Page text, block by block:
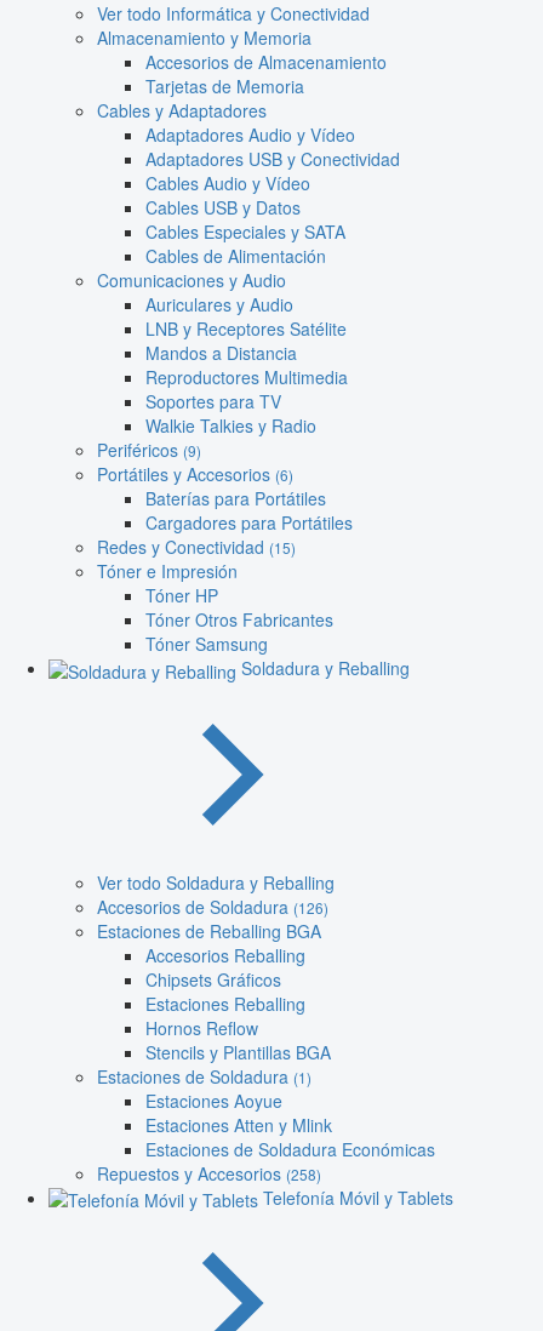
Ver todo Informática y Conectividad
Almacenamiento y Memoria
Accesorios de Almacenamiento
Tarjetas de Memoria
Cables y Adaptadores
Adaptadores Audio y Vídeo
Adaptadores USB y Conectividad
Cables Audio y Vídeo
Cables USB y Datos
Cables Especiales y SATA
Cables de Alimentación
Comunicaciones y Audio
Auriculares y Audio
LNB y Receptores Satélite
Mandos a Distancia
Reproductores Multimedia
Soportes para TV
Walkie Talkies y Radio
Periféricos (9)
Portátiles y Accesorios (6)
Baterías para Portátiles
Cargadores para Portátiles
Redes y Conectividad (15)
Tóner e Impresión
Tóner HP
Tóner Otros Fabricantes
Tóner Samsung
Soldadura y Reballing
Ver todo Soldadura y Reballing
Accesorios de Soldadura (126)
Estaciones de Reballing BGA
Accesorios Reballing
Chipsets Gráficos
Estaciones Reballing
Hornos Reflow
Stencils y Plantillas BGA
Estaciones de Soldadura (1)
Estaciones Aoyue
Estaciones Atten y Mlink
Estaciones de Soldadura Económicas
Repuestos y Accesorios (258)
Telefonía Móvil y Tablets